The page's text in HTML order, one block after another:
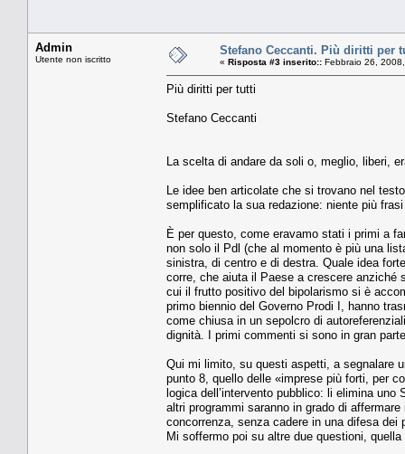
Admin
Utente non iscritto
Stefano Ceccanti. Più diritti per
« Risposta #3 inserito:: Febbraio 26,
Più diritti per tutti
Stefano Ceccanti
La scelta di andare da soli o, meglio, liberi,
Le idee ben articolate che si trovano nel
semplificato la sua redazione: niente più
È per questo, come eravamo stati i primi a
non solo il Pdl (che al momento è più una
sinistra, di centro e di destra. Quale idea
corre, che aiuta il Paese a crescere anziché
cui il frutto positivo del bipolarismo si è
primo biennio del Governo Prodi I, hanno
come chiusa in un sepolcro di
dignità. I primi commenti si sono in gran
Qui mi limito, su questi aspetti, a segnalare
punto 8, quello delle «imprese più forti, per
logica dell’intervento pubblico: li elimina
altri programmi saranno in grado di
concorrenza, senza cadere in una difesa dei
Mi soffermo poi su altre due questioni,